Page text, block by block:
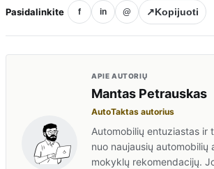
Pasidalinkite f in @ ↗Kopijuoti
APIE AUTORIŲ
Mantas Petrauskas
AutoTaktas autorius
Automobilių entuziastas ir
nuo naujausių
mokyklų rekomendacijų.